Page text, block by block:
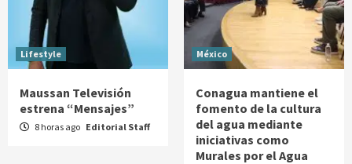
Lifestyle
Maussan Televisión
estrena “Mensajes”
8 horas ago Editorial Staff
México
Conagua mantiene el
fomento de la cultura
del agua mediante
iniciativas como
Murales por el Agua